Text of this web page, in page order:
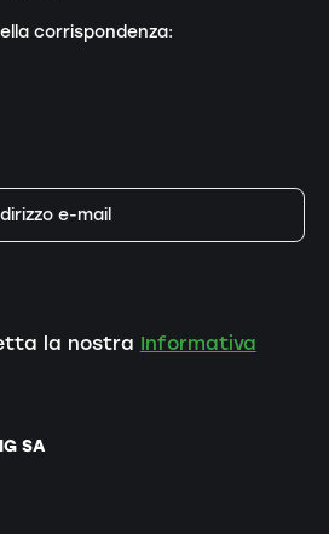
SA
corrispondenza:
la nostra Informativa